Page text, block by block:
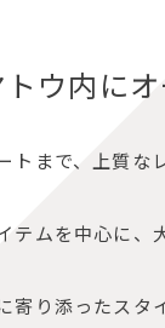
ウ内に
トまで、上質な
テムを中心に、
寄り添ったスタ